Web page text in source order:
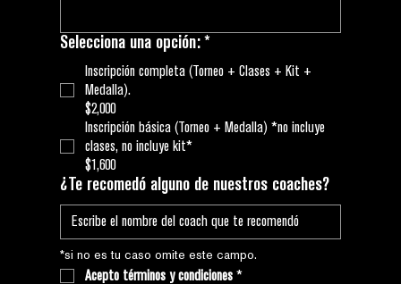
Selecciona una opción: *
Inscripción completa (Torneo + Clases + Kit +
Medalla).
$2,000
Inscripción básica (Torneo + Medalla) *no incluye
clases, no incluye kit*
$1,600
¿Te recomedó alguno de nuestros coaches?
*si no es tu caso omite este campo.
Acepto términos y condiciones *